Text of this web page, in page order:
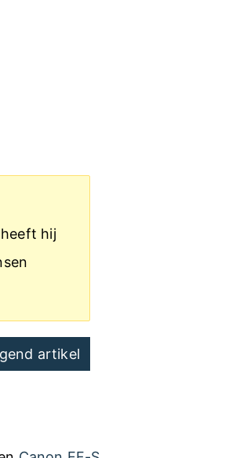
hij
artikel